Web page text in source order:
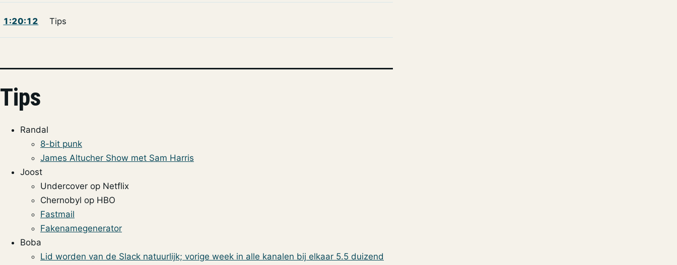
1:20:12 Tips
Tips
Randal
8-bit punk
James Altucher Show met Sam Harris
Joost
Undercover op Netflix
Chernobyl op HBO
Fastmail
Fakenamegenerator
Boba
Lid worden van de Slack natuurlijk; vorige week in alle kanalen bij elkaar 5.5 duizend